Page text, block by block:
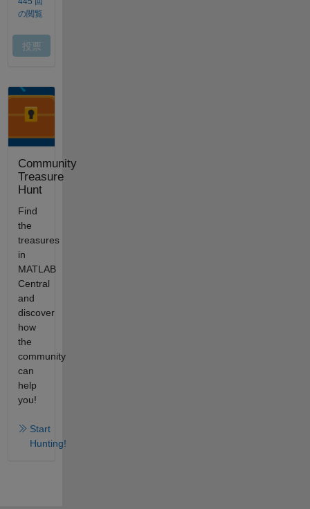
Community
Treasure
Hunt
Find
the
treasures
in
MATLAB
Central
and
discover
how
the
community
can
help
you!
Start
Hunting!